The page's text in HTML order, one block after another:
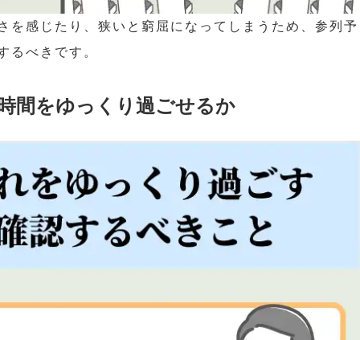
を感じたり、狭いと窮屈になってしまうため、参列予
るべきです。
間をゆっくり過ごせるか